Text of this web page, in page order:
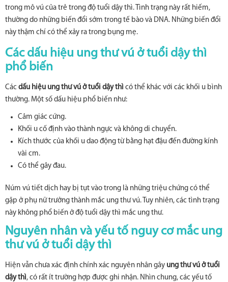
trong mô vú của trẻ trong độ tuổi dậy thì. Tình trạng này rất hiếm,
thường do những biến đổi sớm trong tế bào và DNA. Những biến đổi
này thậm chí có thể xảy ra trong bụng mẹ.
Các dấu hiệu ung thư vú ở tuổi dậy thì
phổ biến
Các dấu hiệu ung thư vú ở tuổi dậy thì có thể khác với các khối u bình
thường. Một số dấu hiệu phổ biến như:
Cảm giác cứng.
Khối u cố định vào thành ngực và không di chuyển.
Kích thước của khối u dao động từ bằng hạt đậu đến đường kính
vài cm.
Có thể gây đau.
Núm vú tiết dịch hay bị tụt vào trong là những triệu chứng có thể
gặp ở phụ nữ trưởng thành mắc ung thư vú. Tuy nhiên, các tình trạng
này không phổ biến ở độ tuổi dậy thì mắc ung thư.
Nguyên nhân và yếu tố nguy cơ mắc ung
thư vú ở tuổi dậy thì
Hiện vẫn chưa xác định chính xác nguyên nhân gây ung thư vú ở tuổi
dậy thì, có rất ít trường hợp được ghi nhận. Nhìn chung, các yếu tố